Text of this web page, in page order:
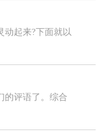
动起来?下面就以
的评语了。综合